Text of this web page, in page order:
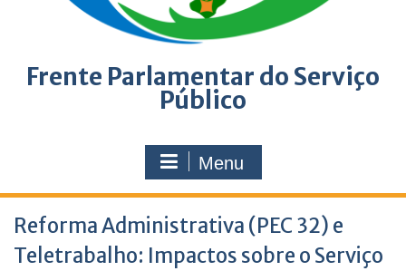
Frente Parlamentar do Serviço
Público
Menu
Reforma Administrativa (PEC 32) e
Teletrabalho: Impactos sobre o Serviço